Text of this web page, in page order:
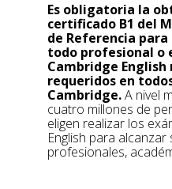
Es obligatoria la
certificado B1 del
de Referencia
todo profesional o
Cambridge
requeridos en
Cambridge.A nivel
cuatro millones de
eligen realizar los
English para
profesionales,